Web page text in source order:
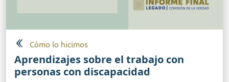
Cómo lo hicimos
Aprendizajes sobre el trabajo con
personas con discapacidad